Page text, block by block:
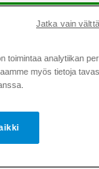
pyöriin. Lue
tuotteet > Pyörän
E-BIKE
toimintaa analytiikan
myös tietoja
Jatka vain